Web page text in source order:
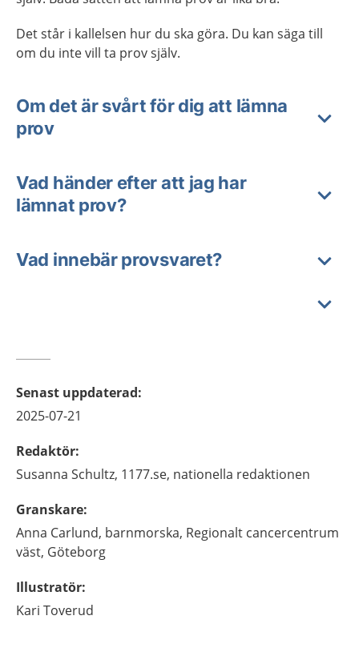
Det står i kallelsen hur du ska göra. Du kan säga till
om du inte vill ta prov själv.
Om det är svårt för dig att lämna
prov
Vad händer efter att jag har
lämnat prov?
Vad innebär provsvaret?
Senast uppdaterad:
2025-07-21
Redaktör:
Susanna Schultz, 1177.se, nationella redaktionen
Granskare:
Anna Carlund, barnmorska, Regionalt cancercentrum
väst, Göteborg
Illustratör:
Kari Toverud